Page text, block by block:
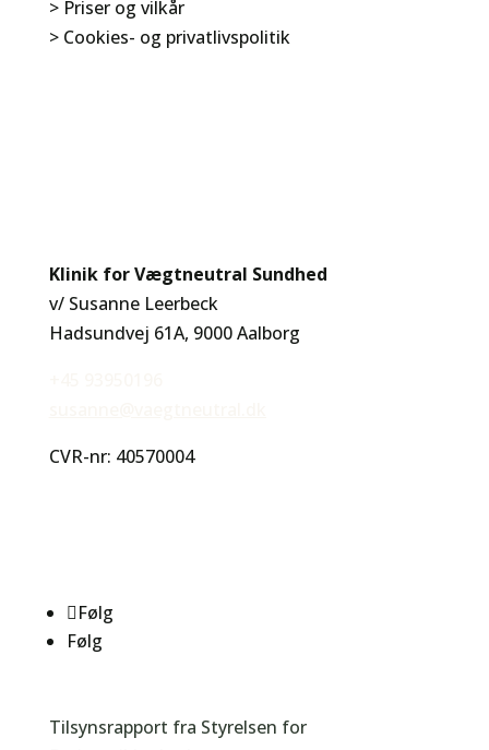
> Priser og vilkår
> Cookies- og privatlivspolitik
Klinik for Vægtneutral Sundhed
v/ Susanne Leerbeck
Hadsundvej 61A, 9000 Aalborg
CVR-nr: 40570004
Følg
Følg
Tilsynsrapport fra Styrelsen for